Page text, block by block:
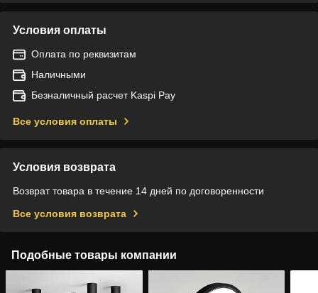
Условия оплаты
Оплата по реквизитам
Наличными
Безналичный расчет Kaspi Pay
Все условия оплаты
Условия возврата
Возврат товара в течение 14 дней по договоренности
Все условия возврата
Подобные товары компании